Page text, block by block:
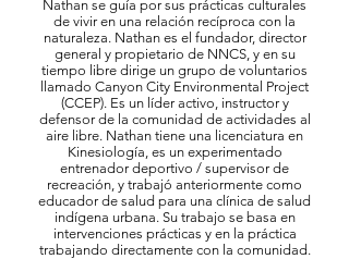
Nathan se guía por sus prácticas culturales
de vivir en una relación recíproca con la
naturaleza. Nathan es el fundador, director
general y propietario de NNCS, y en su
tiempo libre dirige un grupo de voluntarios
llamado Canyon City Environmental Project
(CCEP). Es un líder activo, instructor y
defensor de la comunidad de actividades al
aire libre. Nathan tiene una licenciatura en
Kinesiología, es un experimentado
entrenador deportivo / supervisor de
recreación, y trabajó anteriormente como
educador de salud para una clínica de salud
indígena urbana. Su trabajo se basa en
intervenciones prácticas y en la práctica
trabajando directamente con la comunidad.